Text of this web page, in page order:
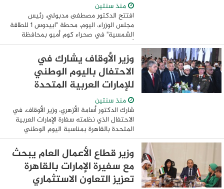
منذ سنتين
افتتح الدكتور مصطفى مدبولي، رئيس
مجلس الوزراء، اليوم، محطة "ابيدوس 1 للطاقة
الشمسية" في صحراء كوم أمبو بمحافظة
أسوان بقدرة 500 ميجاوات، وذلك بحضور
الدكتورة رانيا المشّاط، وزيرة التخطيط
والتنمية ...
وزير الأوقاف يشارك في
الاحتفال باليوم الوطني
للإمارات العربية المتحدة
منذ سنتين
شارك الدكتور أسامة الأزهري، وزير الأوقاف، في
الاحتفال الذي نظمته سفارة الإمارات العربية
المتحدة بالقاهرة بمناسبة اليوم الوطني
الثالث والخمسين للإمارات الشقيقة، في
فندق الماسة بالعاصمة الإدارية ...
وزير قطاع الأعمال العام يبحث
مع سفيرة الإمارات بالقاهرة
تعزيز التعاون الاستثماري